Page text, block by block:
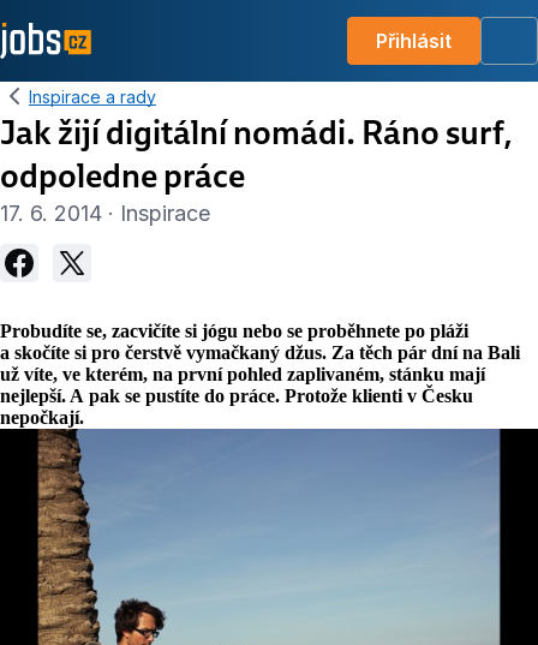
Přihlásit
Inspirace a rady
Jak žijí digitální nomádi. Ráno surf,
odpoledne práce
17. 6. 2014 · Inspirace
Probudíte se, zacvičíte si jógu nebo se proběhnete po pláži
a skočíte si pro čerstvě vymačkaný džus. Za těch pár dní na Bali
už víte, ve kterém, na první pohled zaplivaném, stánku mají
nejlepší. A pak se pustíte do práce. Protože klienti v Česku
nepočkají.